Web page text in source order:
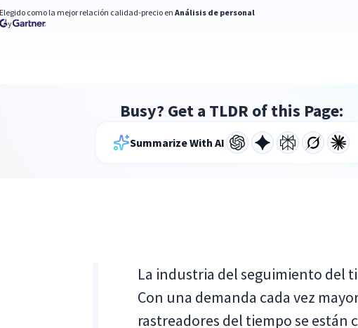
Elegido como la mejor relación calidad-precio enAnálisis de personal
y
Busy? Get a TLDR of this Page:
Summarize With AI
La industria del seguimiento del
Con una demanda cada vez
rastreadores del tiempo se